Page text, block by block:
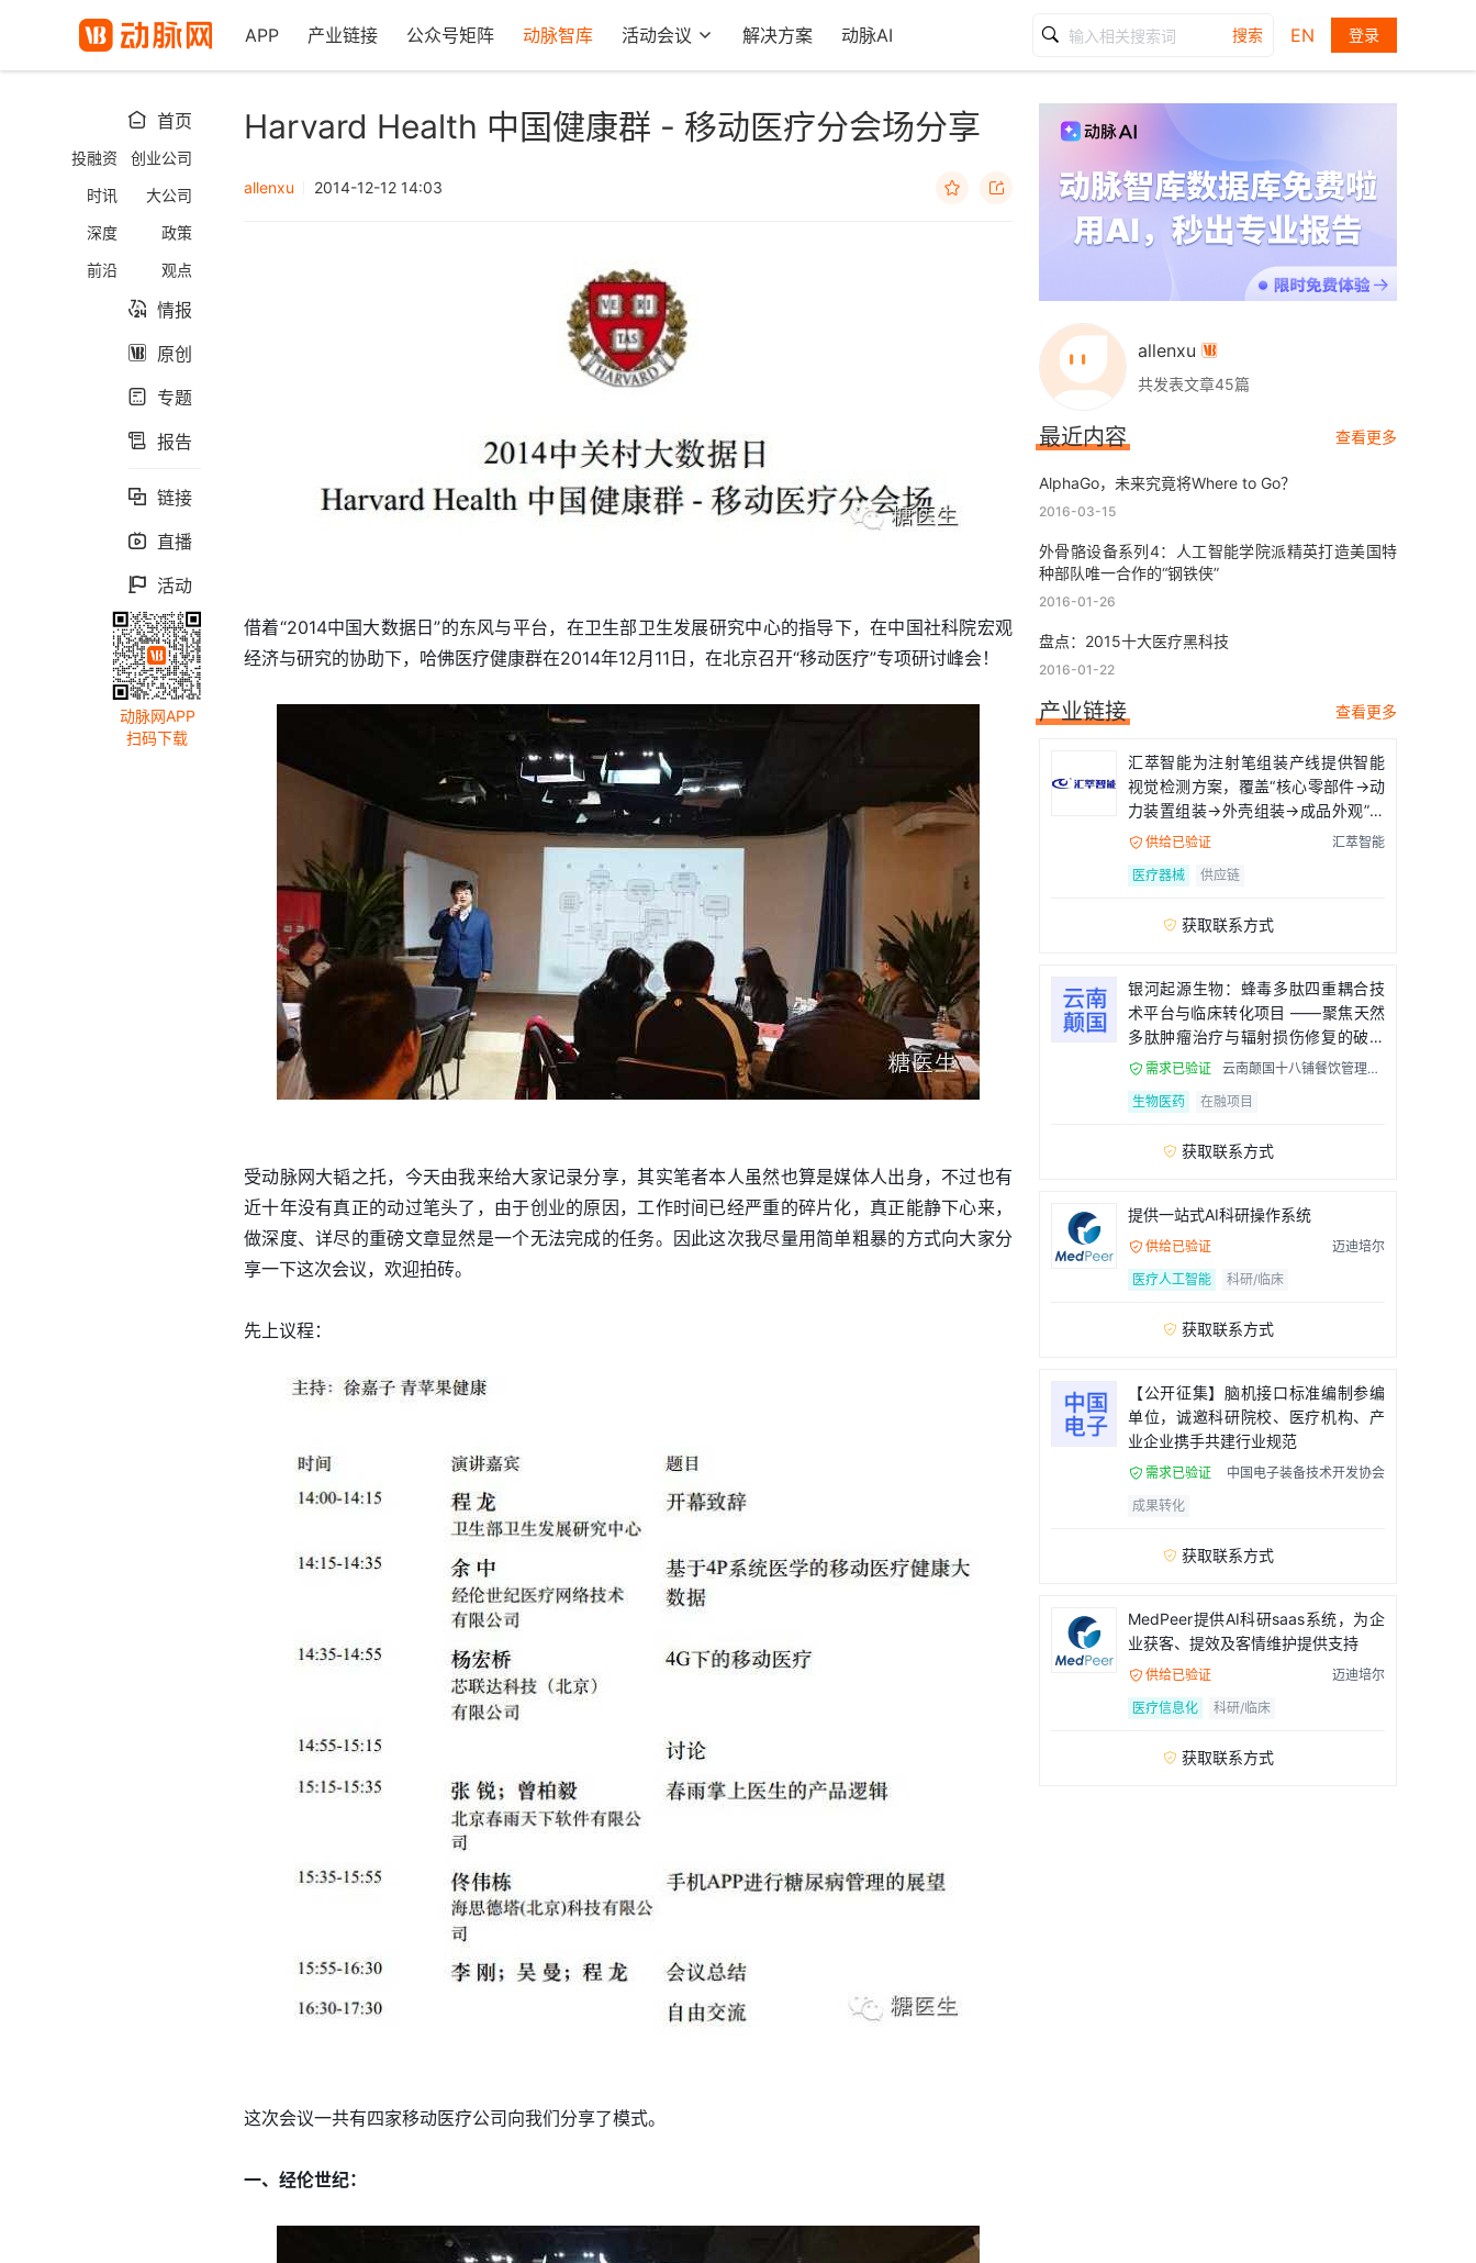
APP 产业链接 公众号矩阵 动脉智库 活动会议 解决方案 动脉AI 搜索 EN 登录
 首页
投融资
创业公司
时讯
大公司
深度
政策
前沿
观点
 情报
 原创
 专题
 报告
 链接
 直播
 活动
动脉网APP
扫码下载
Harvard Health 中国健康群 - 移动医疗分会场分享
allenxu 2014-12-12 14:03  
借着“2014中国大数据日”的东风与平台，在卫生部卫生发展研究中心的指导下，在中国社科院宏观
经济与研究的协助下，哈佛医疗健康群在2014年12月11日，在北京召开“移动医疗”专项研讨峰会！
受动脉网大韬之托，今天由我来给大家记录分享，其实笔者本人虽然也算是媒体人出身，不过也有
近十年没有真正的动过笔头了，由于创业的原因，工作时间已经严重的碎片化，真正能静下心来，
做深度、详尽的重磅文章显然是一个无法完成的任务。因此这次我尽量用简单粗暴的方式向大家分
享一下这次会议，欢迎拍砖。
先上议程：
这次会议一共有四家移动医疗公司向我们分享了模式。
一、经伦世纪：
allenxu 
共发表文章45篇
最近内容 查看更多
AlphaGo，未来究竟将Where to Go？
2016-03-15
外骨骼设备系列4：人工智能学院派精英打造美国特
种部队唯一合作的“钢铁侠”
2016-01-26
盘点：2015十大医疗黑科技
2016-01-22
产业链接 查看更多
汇萃智能为注射笔组装产线提供智能
视觉检测方案，覆盖“核心零部件→动
力装置组装→外壳组装→成品外观”全
流程
 供给已验证
汇萃智能
医疗器械
供应链
 获取联系方式
银河起源生物：蜂毒多肽四重耦合技
术平台与临床转化项目 ——聚焦天然
多肽肿瘤治疗与辐射损伤修复的破局
者
 需求已验证
云南颠国十八铺餐饮管理有
生物医药
在融项目
 获取联系方式
提供一站式AI科研操作系统
 供给已验证
迈迪培尔
医疗人工智能
科研/临床
 获取联系方式
【公开征集】脑机接口标准编制参编
单位，诚邀科研院校、医疗机构、产
业企业携手共建行业规范
 需求已验证
中国电子装备技术开发协会
成果转化
 获取联系方式
MedPeer提供AI科研saas系统，为企
业获客、提效及客情维护提供支持
 供给已验证
迈迪培尔
医疗信息化
科研/临床
 获取联系方式